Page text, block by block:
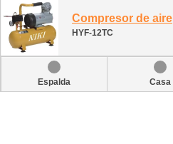
Compresor de aire
HYF-12TC
Espalda Casa